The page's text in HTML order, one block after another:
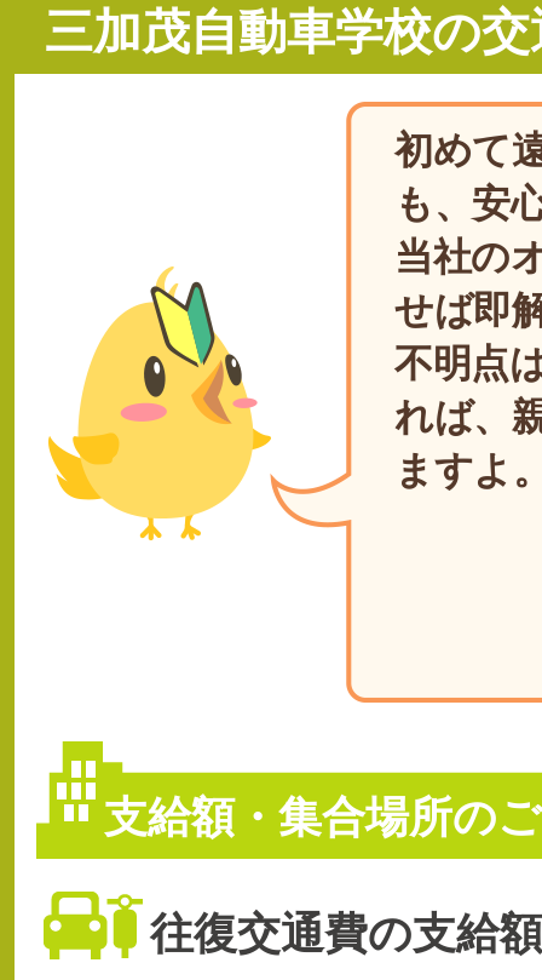
三加茂自動車学校の
初めて
も、安
当社の
せば即
不明点
れば、
ますよ
支給額・集合場所の
往復交通費の支給額